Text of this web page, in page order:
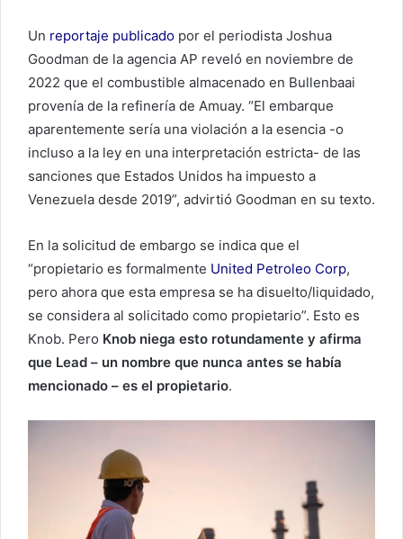
Un reportaje publicado por el periodista Joshua
Goodman de la agencia AP reveló en noviembre de
2022 que el combustible almacenado en Bullenbaai
provenía de la refinería de Amuay. “El embarque
aparentemente sería una violación a la esencia -o
incluso a la ley en una interpretación estricta- de las
sanciones que Estados Unidos ha impuesto a
Venezuela desde 2019”, advirtió Goodman en su texto.
En la solicitud de embargo se indica que el
“propietario es formalmente United Petroleo Corp,
pero ahora que esta empresa se ha disuelto/liquidado,
se considera al solicitado como propietario”. Esto es
Knob. Pero Knob niega esto rotundamente y afirma
que Lead – un nombre que nunca antes se había
mencionado – es el propietario.